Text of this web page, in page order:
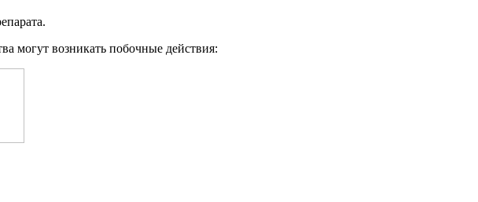
могут возникать побочные действия: